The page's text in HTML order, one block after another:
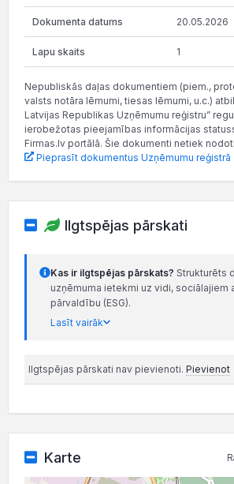
20.05.2026
1
Nepubliskās daļas dokumentiem (piem.,
valsts notāra lēmumi, tiesas lēmumi, u.c.)
Latvijas Republikas Uzņēmumu reģistru”
ierobežotas pieejamības informācijas
Firmas.lv portālā. Šie dokumenti netiek
Pieprasīt dokumentus Uzņēmumu reģistrā
Ilgtspējas pārskati
Kas ir ilgtspējas pārskats? Strukturēts
uzņēmuma ietekmi uz vidi, sociālajiem
pārvaldību (ESG).
Lasīt vairāk
Ilgtspējas pārskati nav pievienoti. Pievienot
Karte